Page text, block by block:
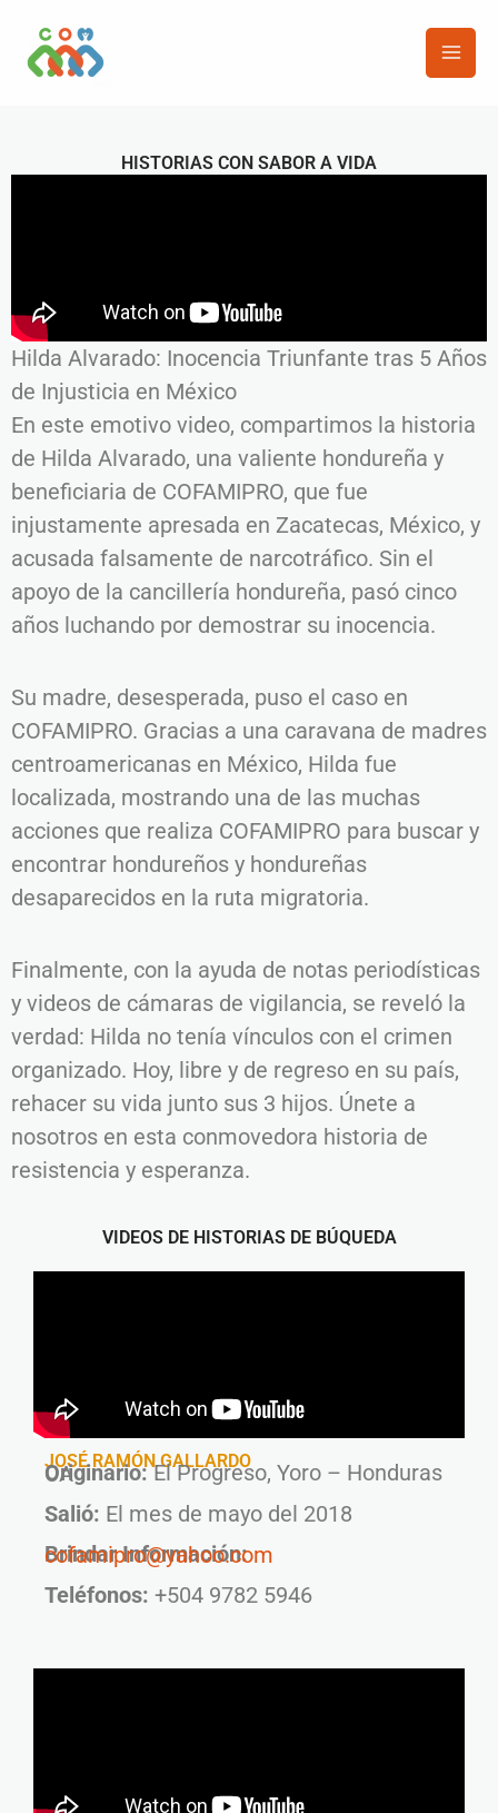
contenido
HISTORIAS CON SABOR A VIDA
Hilda Alvarado: Inocencia Triunfante tras 5 Años
de Injusticia en México
En este emotivo video, compartimos la historia
de Hilda Alvarado, una valiente hondureña y
beneficiaria de COFAMIPRO, que fue
injustamente apresada en Zacatecas, México, y
acusada falsamente de narcotráfico. Sin el
apoyo de la cancillería hondureña, pasó cinco
años luchando por demostrar su inocencia.
Su madre, desesperada, puso el caso en
COFAMIPRO. Gracias a una caravana de madres
centroamericanas en México, Hilda fue
localizada, mostrando una de las muchas
acciones que realiza COFAMIPRO para buscar y
encontrar hondureños y hondureñas
desaparecidos en la ruta migratoria.
Finalmente, con la ayuda de notas periodísticas
y videos de cámaras de vigilancia, se reveló la
verdad: Hilda no tenía vínculos con el crimen
organizado. Hoy, libre y de regreso en su país,
rehacer su vida junto sus 3 hijos. Únete a
nosotros en esta conmovedora historia de
resistencia y esperanza.
VIDEOS DE HISTORIAS DE BÚQUEDA
JOSÉ RAMÓN GALLARDO
Originario:
El Progreso, Yoro – Honduras CA
Salió: El mes de mayo del 2018
Brindar Información:
cofamipro@yahoo.com
Teléfonos: +504 9782 5946